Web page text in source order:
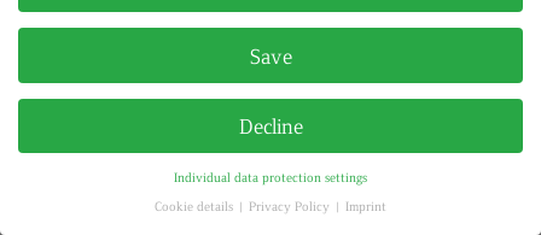
Save
Decline
Individual data protection settings
Cookie details
Privacy Policy Imprint